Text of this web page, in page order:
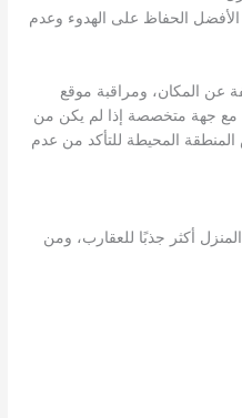
الحفاظ على الهدوء وعدم
عن المكان، ومراقبة موقع
مع جهة متخصصة إذا لم يكن من
المحيطة للتأكد من عدم
أكثر جذبًا للعقارب، ومن